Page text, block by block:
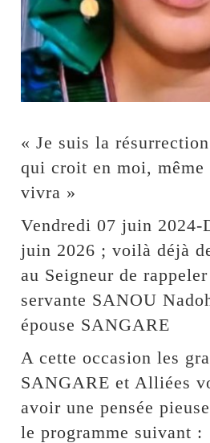
« Je suis la
qui croit en moi, même
vivra »
Vendredi 07 juin 2024-
juin 2026 ; voilà déjà
au Seigneur de
servante SANOU
épouse SANGARE
A cette occasion les
SANGARE et Alliées
avoir une pensée
le programme suivant :